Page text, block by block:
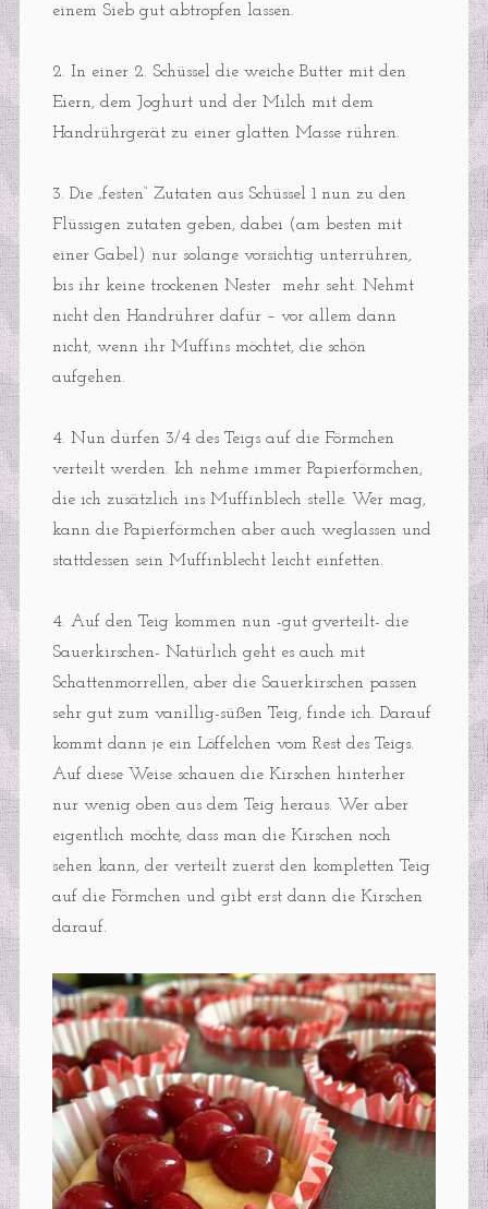
einem Sieb gut abtropfen lassen.
2. In einer 2. Schüssel die weiche Butter mit den
Eiern, dem Joghurt und der Milch mit dem
Handrührgerät zu einer glatten Masse rühren.
3. Die „festen“ Zutaten aus Schüssel 1 nun zu den
Flüssigen zutaten geben, dabei (am besten mit
einer Gabel) nur solange vorsichtig unterrühren,
bis ihr keine trockenen Nester mehr seht. Nehmt
nicht den Handrührer dafür – vor allem dann
nicht, wenn ihr Muffins möchtet, die schön
aufgehen.
4. Nun dürfen 3/4 des Teigs auf die Förmchen
verteilt werden. Ich nehme immer Papierförmchen,
die ich zusätzlich ins Muffinblech stelle. Wer mag,
kann die Papierförmchen aber auch weglassen und
stattdessen sein Muffinblecht leicht einfetten.
4. Auf den Teig kommen nun -gut gverteilt- die
Sauerkirschen- Natürlich geht es auch mit
Schattenmorrellen, aber die Sauerkirschen passen
sehr gut zum vanillig-süßen Teig, finde ich. Darauf
kommt dann je ein Löffelchen vom Rest des Teigs.
Auf diese Weise schauen die Kirschen hinterher
nur wenig oben aus dem Teig heraus. Wer aber
eigentlich möchte, dass man die Kirschen noch
sehen kann, der verteilt zuerst den kompletten Teig
auf die Förmchen und gibt erst dann die Kirschen
darauf.